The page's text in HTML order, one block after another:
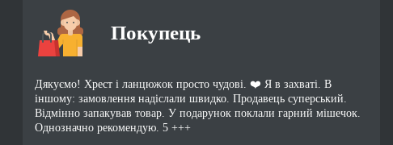
Покупець
Дякуємо! Хрест і ланцюжок просто чудові. ❤️ Я в захваті. В
іншому: замовлення надіслали швидко. Продавець суперський.
Відмінно запакував товар. У подарунок поклали гарний мішечок.
Однозначно рекомендую. 5 +++